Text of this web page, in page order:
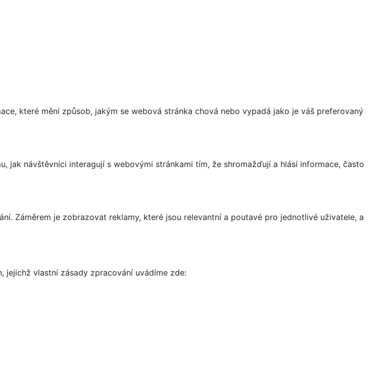
které mění způsob, jakým se webová stránka chová nebo vypadá jako je váš preferovaný
návštěvníci interagují s webovými stránkami tím, že shromažďují a hlásí informace, často
Záměrem je zobrazovat reklamy, které jsou relevantní a poutavé pro jednotlivé uživatele, a
jejichž vlastní zásady zpracování uvádíme zde: